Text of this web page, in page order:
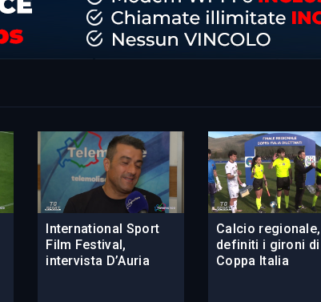
International Sport
Film Festival,
intervista D’Auria
Calcio regionale,
definiti i gironi di
Coppa Italia